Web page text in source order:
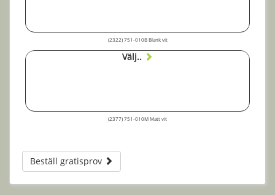
(2322) 751-010B Blank vit
Välj..
(2377) 751-010M Matt vit
Beställ gratisprov